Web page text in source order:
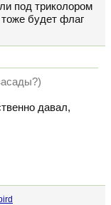
под триколором
тоже будет флаг
давал,